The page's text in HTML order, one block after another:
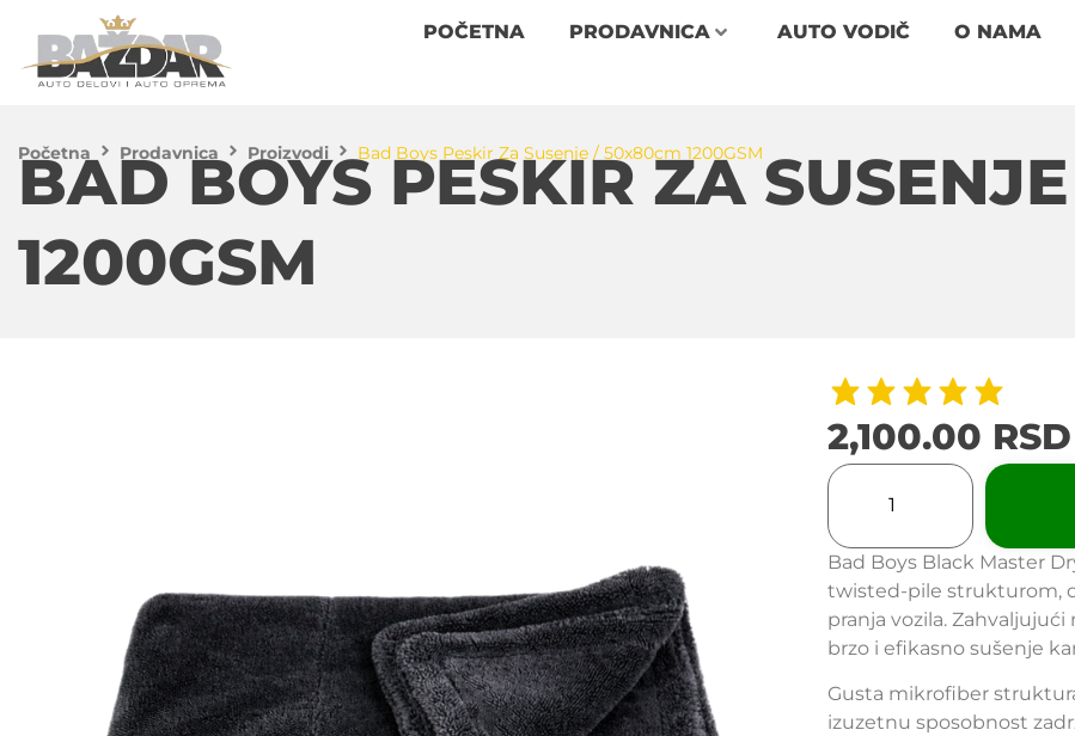
POČETNA PRODAVNICA AUTO VODIČ O NAMA
Početna Prodavnica Proizvodi Bad Boys Peskir Za Susenje / 50x80cm 1200GSM
BAD BOYS PESKIR ZA
1200GSM
2,100.00 RSD
Bad Boys Black Master
twisted-pile strukturom,
pranja vozila.
brzo i efikasno sušenje
Gusta mikrofiber
izuzetnu sposobnost